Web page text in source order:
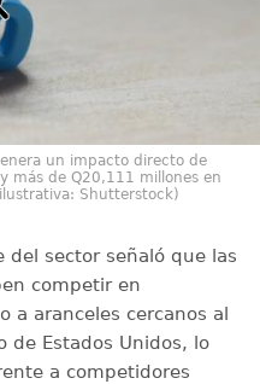
un impacto directo de
más de Q20,111 millones en
Shutterstock)
del sector señaló que las
competir en
a aranceles cercanos al
de Estados Unidos, lo
a competidores